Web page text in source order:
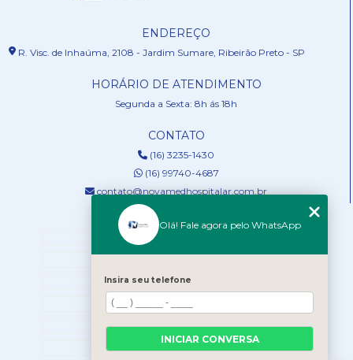
ENDEREÇO
R. Visc. de Inhaúma, 2108 - Jardim Sumare, Ribeirão Preto - SP
HORÁRIO DE ATENDIMENTO
Segunda a Sexta: 8h ás 18h
CONTATO
(16) 3235-1430
(16) 99740-4687
contato@novamedhospitalar.com.br
MENU
SERVIÇOS
NOSSOS PRODUTOS
BLOG
CONTATO
Olá! Fale agora pelo WhatsApp
Insira seu telefone
INICIAR CONVERSA